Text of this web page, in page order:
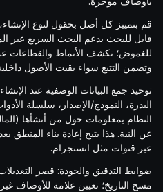
قم بتمييز كل أصل بحقول لنوع
قابل للبحث يدعم البحث السريع عبر
للغموض؛ تكشف الأنماط والقطاعات
وتضمن التتبع سواء بقيت الأصول
توحيد جمع البيانات الوصفية عند
البذرة، النموذج/الإصدار، سلسلة
النظام بمعلومات حول من أنشأها
عن النية. هذا يتيح إعادة بناء المنطق
عبر قنوات مثل انستجرام.
ضوابط التدقيق والجودة: قصر
مسح التاريخ؛ تعيين علامة للأوصاف